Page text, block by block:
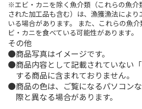
※エビ・カニを除く魚介類（これらの魚介
された加工品も含む）は、漁獲漁法により
いる場合があります。 また、これらの魚
ビ・カニを食べている可能性があります。
その他
商品写真はイメージです。
商品内容として記載されていない
する商品に含まれておりません。
商品の色は、ご覧になるパソコン
際と異なる場合があります。